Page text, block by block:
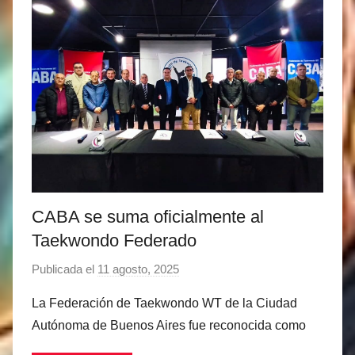
n
e
z
h
v
a
a
s
CABA se suma oficialmente al
Taekwondo Federado
Publicada el 11 agosto, 2025
r
M
La Federación de Taekwondo WT de la Ciudad
Autónoma de Buenos Aires fue reconocida como